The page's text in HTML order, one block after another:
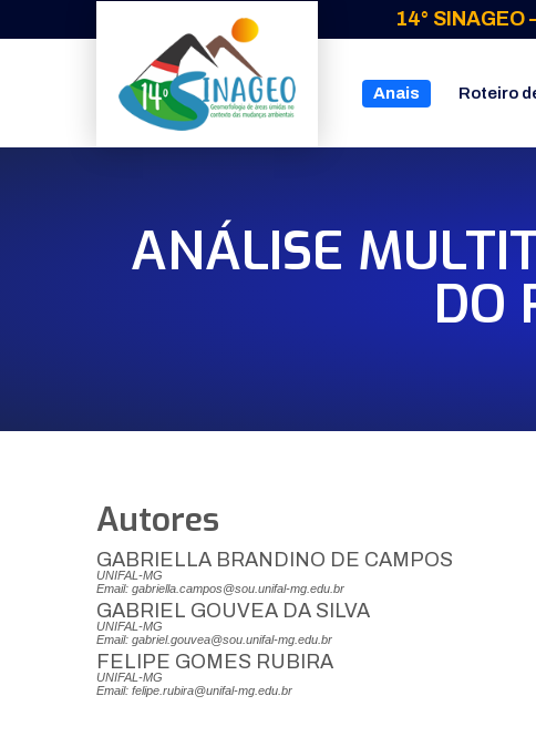
14°
Anais Roteiro
ANÁLISE
DO
Autores
GABRIELLA BRANDINO DE CAMPOS
UNIFAL-MG
Email: gabriella.campos@sou.unifal-mg.edu.br
GABRIEL GOUVEA DA SILVA
UNIFAL-MG
Email: gabriel.gouvea@sou.unifal-mg.edu.br
FELIPE GOMES RUBIRA
UNIFAL-MG
Email: felipe.rubira@unifal-mg.edu.br